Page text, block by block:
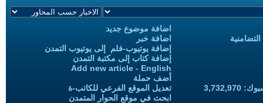
اضافة موضوع جديد
اضافة خبر
إضافة يوتيوب-فلم إلى يوتيوب التمدن
إضافة كتاب إلى مكتبة التمدن
Add new article - English
أضف حملة
تعديل الموقع الفرعي للكاتب-ة
ابحث في موقع الحوار المتمدن